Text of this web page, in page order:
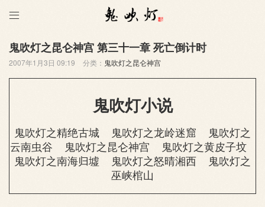

鬼吹灯之昆仑神宫 第三十一章 死亡倒计时
2007年1月3日 09:19 分类： 鬼吹灯之昆仑神宫
鬼吹灯小说
鬼吹灯之精绝古城 鬼吹灯之龙岭迷窟
鬼吹灯之
云南虫谷
鬼吹灯之昆仑神宫
鬼吹灯之黄皮子坟
鬼吹灯之南海归墟
鬼吹灯之怒晴湘西
鬼吹灯之
巫峡棺山